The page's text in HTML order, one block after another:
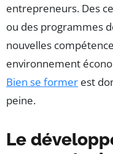
entrepreneurs. Des
ou des programmes
nouvelles
environnement
Bien se former est
peine.
Le